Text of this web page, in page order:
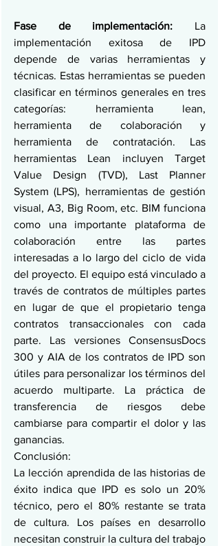
Fase de implementación: La
implementación exitosa de IPD
depende de varias herramientas y
técnicas. Estas herramientas se pueden
clasificar en términos generales en tres
categorías: herramienta lean,
herramienta de colaboración y
herramienta de contratación. Las
herramientas Lean incluyen Target
Value Design (TVD), Last Planner
System (LPS), herramientas de gestión
visual, A3, Big Room, etc. BIM funciona
como una importante plataforma de
colaboración entre las partes
interesadas a lo largo del ciclo de vida
del proyecto. El equipo está vinculado a
través de contratos de múltiples partes
en lugar de que el propietario tenga
contratos transaccionales con cada
parte. Las versiones ConsensusDocs
300 y AIA de los contratos de IPD son
útiles para personalizar los términos del
acuerdo multiparte. La práctica de
transferencia de riesgos debe
cambiarse para compartir el dolor y las
ganancias.
Conclusión:
La lección aprendida de las historias de
éxito indica que IPD es solo un 20%
técnico, pero el 80% restante se trata
de cultura. Los países en desarrollo
necesitan construir la cultura del trabajo